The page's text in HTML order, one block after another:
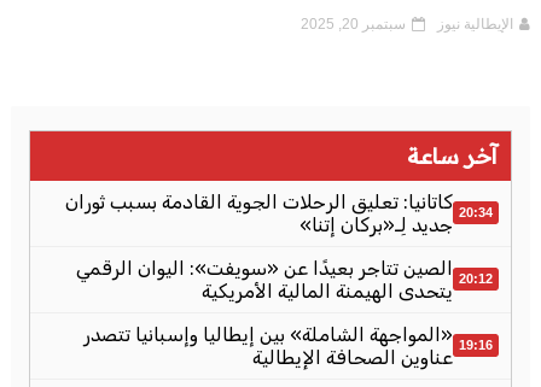
الإيطالية نيوز سبتمبر 20, 2025
آخر ساعة
20:34 كاتانيا: تعليق الرحلات الجوية القادمة بسبب ثوران
جديد لِـ«بركان إتنا»
20:12 الصين تتاجر بعيدًا عن «سويفت»: اليوان الرقمي
يتحدى الهيمنة المالية الأمريكية
19:16 «المواجهة الشاملة» بين إيطاليا وإسبانيا تتصدر
عناوين الصحافة الإيطالية